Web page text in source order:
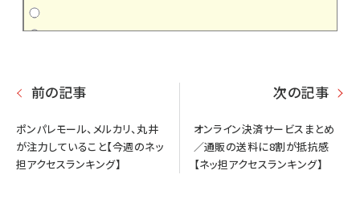
前の記事
ポンパレモール、メルカリ、丸井
が注力していること【今週のネッ
担アクセスランキング】
次の記事
オンライン決済サービスまとめ
／通販の送料に8割が抵抗感
【ネッ担アクセスランキング】